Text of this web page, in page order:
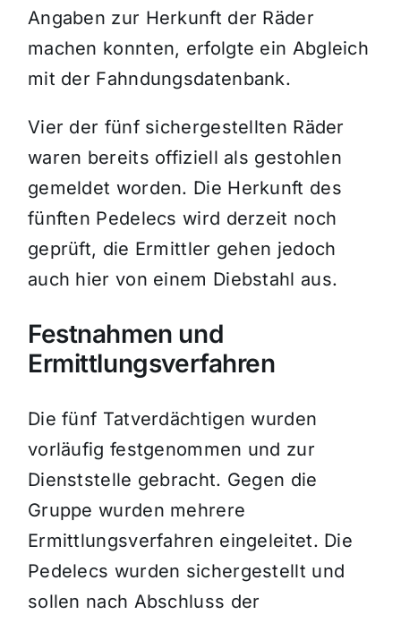
Angaben zur Herkunft der Räder
machen konnten, erfolgte ein Abgleich
mit der Fahndungsdatenbank.
Vier der fünf sichergestellten Räder
waren bereits offiziell als gestohlen
gemeldet worden. Die Herkunft des
fünften Pedelecs wird derzeit noch
geprüft, die Ermittler gehen jedoch
auch hier von einem Diebstahl aus.
Festnahmen und
Ermittlungsverfahren
Die fünf Tatverdächtigen wurden
vorläufig festgenommen und zur
Dienststelle gebracht. Gegen die
Gruppe wurden mehrere
Ermittlungsverfahren eingeleitet. Die
Pedelecs wurden sichergestellt und
sollen nach Abschluss der